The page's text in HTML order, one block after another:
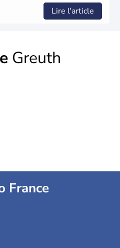
Lire l'article
Greuth
France